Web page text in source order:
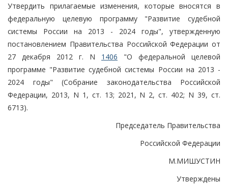
Утвердить прилагаемые изменения, которые вносятся в
федеральную целевую программу "Развитие судебной
системы России на 2013 - 2024 годы", утвержденную
постановлением Правительства Российской Федерации от
27 декабря 2012 г. N 1406 "О федеральной целевой
программе "Развитие судебной системы России на 2013 -
2024 годы" (Собрание законодательства Российской
Федерации, 2013, N 1, ст. 13; 2021, N 2, ст. 402; N 39, ст.
6713).
Председатель Правительства
Российской Федерации
М.МИШУСТИН
Утверждены